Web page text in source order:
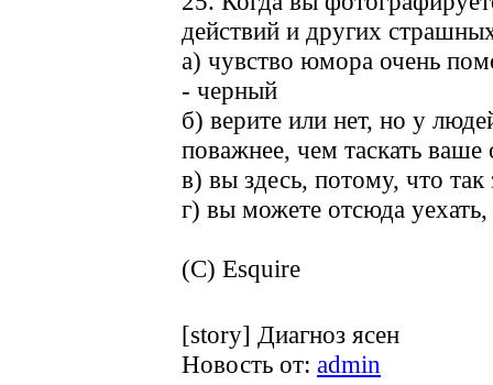
действий и других
а) чувство юмора очень
- черный
б) верите или нет, но у
поважнее, чем таскать ваше
в) вы здесь, потому, что так
г) вы можете отсюда
(C) Esquire
[story] Диагноз ясен
Новость от: admin